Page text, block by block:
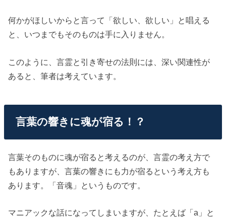
何かがほしいからと言って「欲しい、欲しい」と唱える
と、いつまでもそのものは手に入りません。
このように、言霊と引き寄せの法則には、深い関連性が
あると、筆者は考えています。
言葉の響きに魂が宿る！？
言葉そのものに魂が宿ると考えるのが、言霊の考え方で
もありますが、言葉の響きにも力が宿るという考え方も
あります。「音魂」というものです。
マニアックな話になってしまいますが、たとえば「a」と